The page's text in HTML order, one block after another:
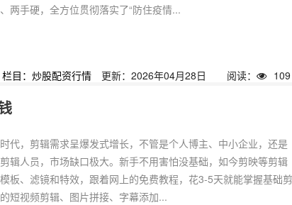
两手硬，全方位贯彻落实了“防住疫情...
栏目：炒股配资行情 更新：2026年04月28日 阅读： 109
代，剪辑需求呈爆发式增长，不管是个人博主、中小企业，还是
辑人员，市场缺口极大。新手不用害怕没基础，如今剪映等剪辑
板、滤镜和特效，跟着网上的免费教程，花3-5天就能掌握基础
短视频剪辑、图片拼接、字幕添加...